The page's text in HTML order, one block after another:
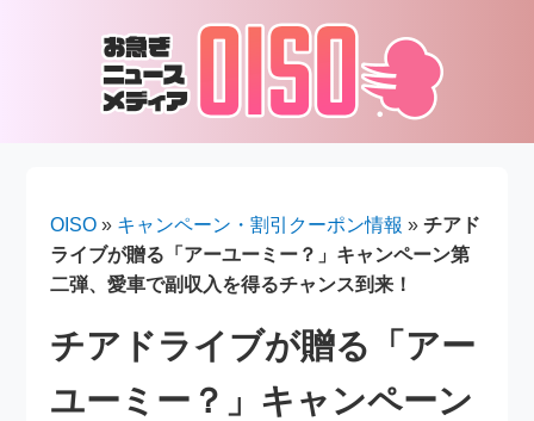
OISO » キャンペーン・割引クーポン情報 »チアド
ライブが贈る「アーユーミー？」キャンペーン第
二弾、愛車で副収入を得るチャンス到来！
チアドライブが贈る「アー
ユーミー？」キャンペーン